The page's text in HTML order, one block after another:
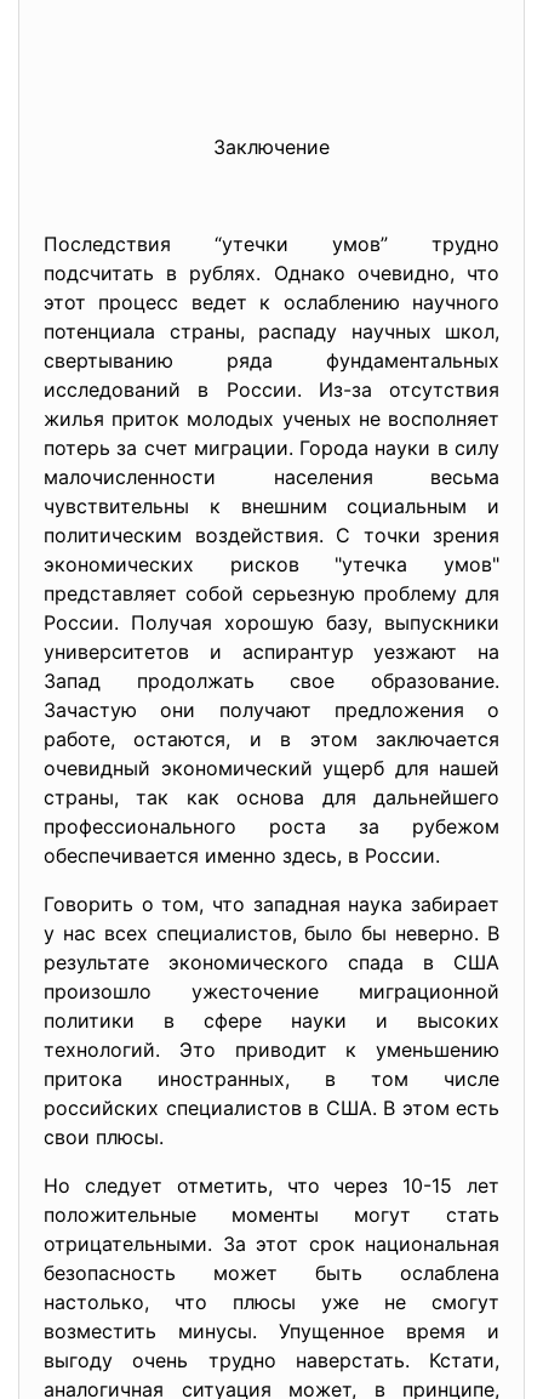
Заключение
Последствия “утечки умов” трудно
подсчитать в рублях. Однако очевидно, что
этот процесс ведет к ослаблению научного
потенциала страны, распаду научных школ,
свертыванию ряда фундаментальных
исследований в России. Из-за отсутствия
жилья приток молодых ученых не восполняет
потерь за счет миграции. Города науки в силу
малочисленности населения весьма
чувствительны к внешним социальным и
политическим воздействия. С точки зрения
экономических рисков "утечка умов"
представляет собой серьезную проблему для
России. Получая хорошую базу, выпускники
университетов и аспирантур уезжают на
Запад продолжать свое образование.
Зачастую они получают предложения о
работе, остаются, и в этом заключается
очевидный экономический ущерб для нашей
страны, так как основа для дальнейшего
профессионального роста за рубежом
обеспечивается именно здесь, в России.
Говорить о том, что западная наука забирает
у нас всех специалистов, было бы неверно. В
результате экономического спада в США
произошло ужесточение миграционной
политики в сфере науки и высоких
технологий. Это приводит к уменьшению
притока иностранных, в том числе
российских специалистов в США. В этом есть
свои плюсы.
Но следует отметить, что через 10-15 лет
положительные моменты могут стать
отрицательными. За этот срок национальная
безопасность может быть ослаблена
настолько, что плюсы уже не смогут
возместить минусы. Упущенное время и
выгоду очень трудно наверстать. Кстати,
аналогичная ситуация может, в принципе,